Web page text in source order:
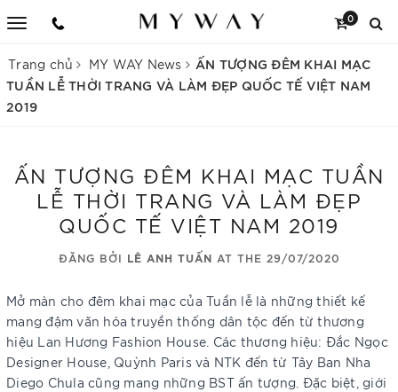
0
Trang chủ MY WAY News
ẤN TƯỢNG ĐÊM KHAI MẠC
TUẦN LỄ THỜI TRANG VÀ LÀM ĐẸP QUỐC TẾ VIỆT NAM
2019
ẤN TƯỢNG ĐÊM KHAI MẠC TUẦN
LỄ THỜI TRANG VÀ LÀM ĐẸP
QUỐC TẾ VIỆT NAM 2019
ĐĂNG BỞI LÊ ANH TUẤN AT THE 29/07/2020
Mở màn cho đêm khai mạc của Tuần lễ là những thiết kế
mang đậm văn hóa truyền thống dân tộc đến từ thương
hiệu Lan Hương Fashion House. Các thương hiệu: Đắc Ngọc
Designer House, Quỳnh Paris và NTK đến từ Tây Ban Nha
Diego Chula cũng mang những BST ấn tượng. Đặc biệt, giới